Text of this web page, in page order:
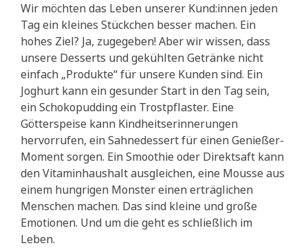
Wir möchten das Leben unserer Kund:innen jeden
Tag ein kleines Stückchen besser machen. Ein
hohes Ziel? Ja, zugegeben! Aber wir wissen, dass
unsere Desserts und gekühlten Getränke nicht
einfach „Produkte“ für unsere Kunden sind. Ein
Joghurt kann ein gesunder Start in den Tag sein,
ein Schokopudding ein Trostpflaster. Eine
Götterspeise kann Kindheitserinnerungen
hervorrufen, ein Sahnedessert für einen Genießer-
Moment sorgen. Ein Smoothie oder Direktsaft kann
den Vitaminhaushalt ausgleichen, eine Mousse aus
einem hungrigen Monster einen erträglichen
Menschen machen. Das sind kleine und große
Emotionen. Und um die geht es schließlich im
Leben.